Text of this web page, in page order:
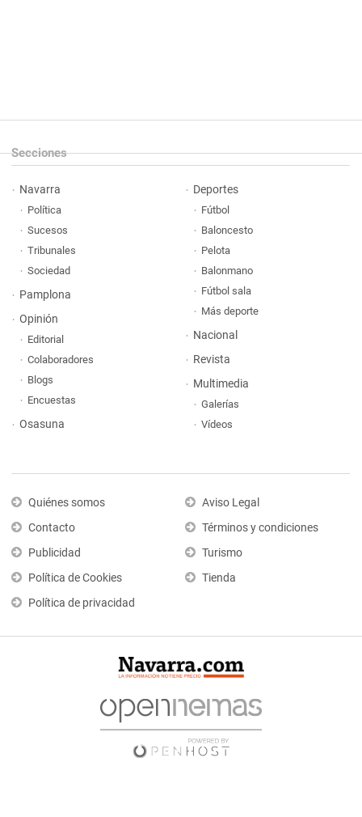
Secciones
Navarra
Política
Sucesos
Tribunales
Sociedad
Pamplona
Opinión
Editorial
Colaboradores
Blogs
Encuestas
Osasuna
Deportes
Fútbol
Baloncesto
Pelota
Balonmano
Fútbol sala
Más deporte
Nacional
Revista
Multimedia
Galerías
Vídeos
Quiénes somos
Contacto
Publicidad
Política de Cookies
Política de privacidad
Aviso Legal
Términos y condiciones
Turismo
Tienda